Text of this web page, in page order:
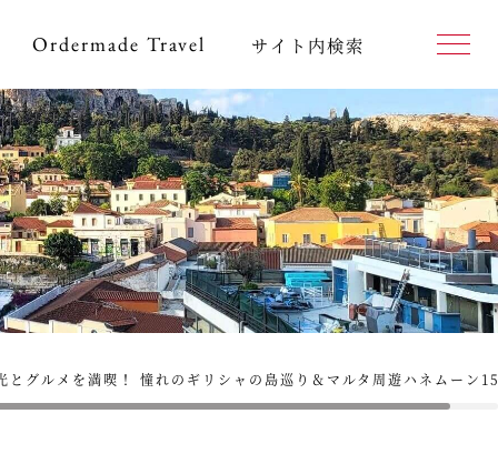
Ordermade Travel サイト内検索
とグルメを満喫！ 憧れのギリシャの島巡り＆マルタ周遊ハネムーン